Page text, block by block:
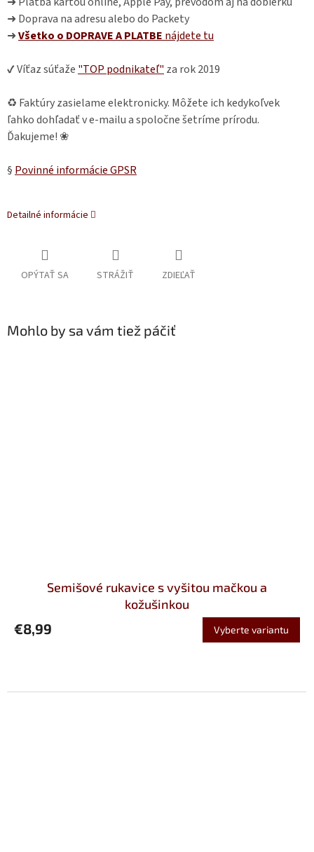
➜ Doprava na adresu alebo do Packety
➜Všetko o DOPRAVE A PLATBE nájdete tu
✔ Víťaz súťaže "TOP podnikateľ" za rok 2019
♻ Faktúry zasielame elektronicky. Môžete ich kedykoľvek
ľahko dohľadať v e-mailu a spoločne šetríme prírodu.
Ďakujeme! ❀
§ Povinné informácie GPSR
Detailné informácie
OPÝTAŤ SA STRÁŽIŤ ZDIEĽAŤ
Mohlo by sa vám tiež páčiť
Semišové rukavice s vyšitou mačkou a
kožušinkou
€8,99 Vyberte variantu